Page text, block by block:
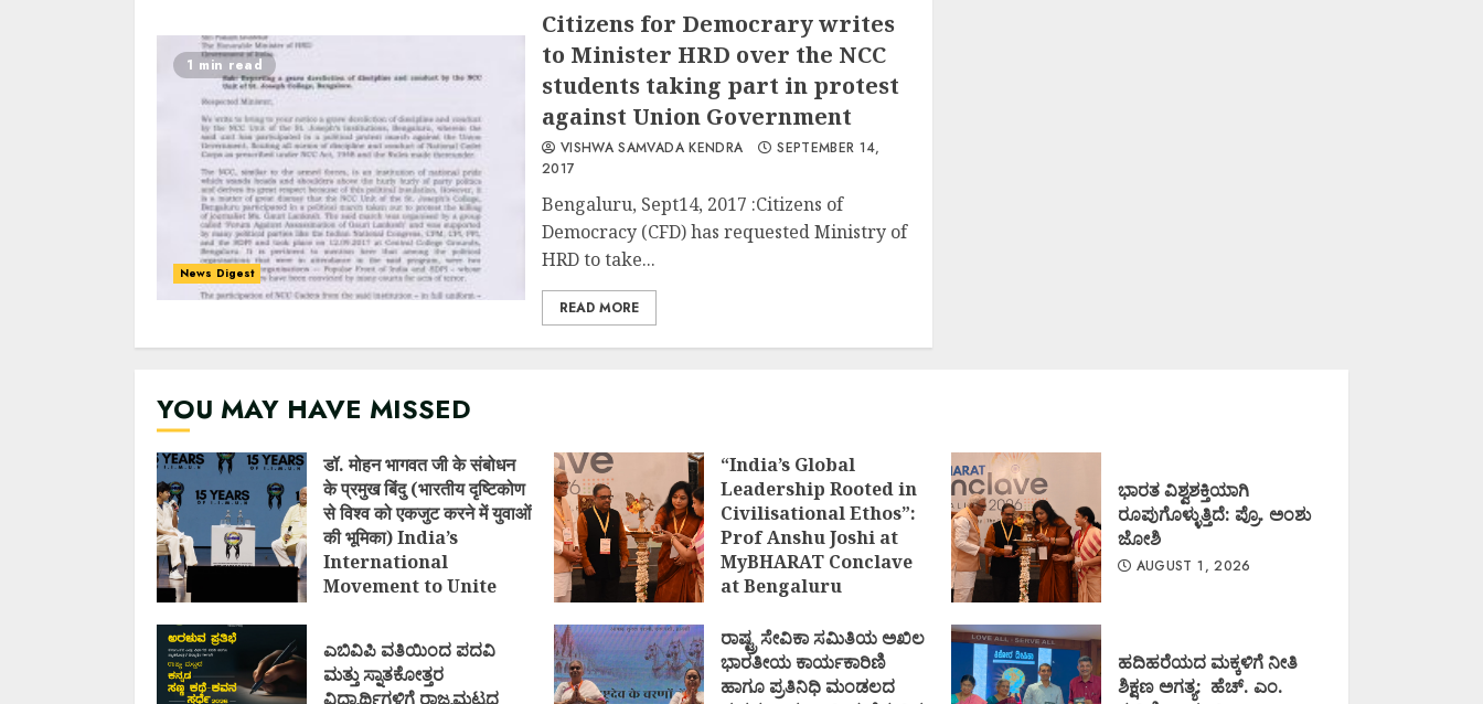
1 min read
News Digest
Citizens for Democrary writes
to Minister HRD over the NCC
students taking part in protest
against Union Government
VISHWA SAMVADA KENDRA
SEPTEMBER 14,
2017
Bengaluru, Sept14, 2017 :Citizens of
Democracy (CFD) has requested Ministry of
HRD to take...
READ MORE
YOU MAY HAVE MISSED
डॉ. मोहन भागवत जी के संबोधन
के प्रमुख बिंदु (भारतीय दृष्टिकोण
से विश्व को एकजुट करने में युवाओं
की भूमिका) India’s
International
Movement to Unite
AUGUST 7, 2026
“India’s Global
Leadership Rooted in
Civilisational Ethos”:
Prof Anshu Joshi at
MyBHARAT Conclave
at Bengaluru
ಭಾರತ ವಿಶ್ವಶಕ್ತಿಯಾಗಿ
ರೂಪುಗೊಳ್ಳುತ್ತಿದೆ: ಪ್ರೊ. ಅಂಶು
ಜೋಶಿ
AUGUST 1, 2026
ಎಬಿವಿಪಿ ವತಿಯಿಂದ ಪದವಿ
ಮತ್ತು ಸ್ನಾತಕೋತ್ತರ
ವಿದ್ಯಾರ್ಥಿಗಳಿಗೆ ರಾಜ್ಯಮಟ್ಟದ
ರಾಷ್ಟ್ರ ಸೇವಿಕಾ ಸಮಿತಿಯ ಅಖಿಲ
ಭಾರತೀಯ ಕಾರ್ಯಕಾರಿಣಿ
ಹಾಗೂ ಪ್ರತಿನಿಧಿ ಮಂಡಲದ
ಹದಿಹರೆಯದ ಮಕ್ಕಳಿಗೆ ನೀತಿ
ಶಿಕ್ಷಣ ಅಗತ್ಯ: ಹೆಚ್. ಎಂ.